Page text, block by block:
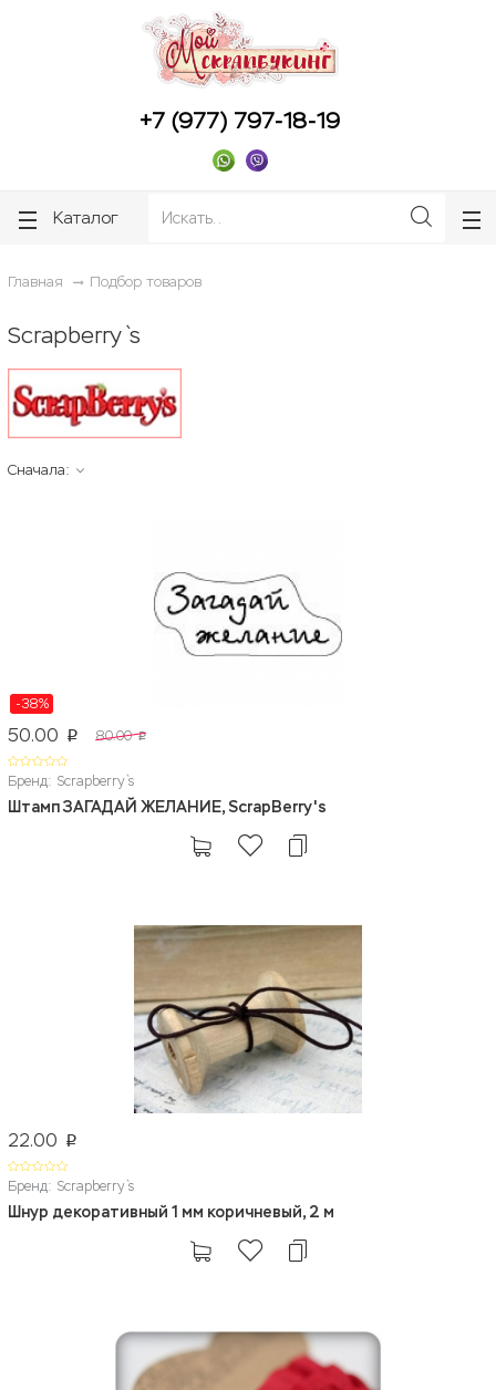
+7 (977) 797-18-19
Каталог
Главная Подбор товаров
Scrapberry`s
Сначала:
-38%
50.00 p 80.00 p
Бренд: Scrapberry`s
Штамп ЗАГАДАЙ ЖЕЛАНИЕ, ScrapBerry's
22.00 p
Бренд: Scrapberry`s
Шнур декоративный 1 мм коричневый, 2 м